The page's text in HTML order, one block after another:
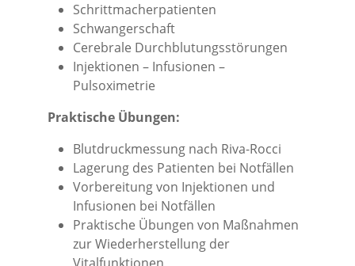
Schrittmacherpatienten
Schwangerschaft
Cerebrale Durchblutungsstörungen
Injektionen – Infusionen –
Pulsoximetrie
Praktische Übungen:
Blutdruckmessung nach Riva-Rocci
Lagerung des Patienten bei Notfällen
Vorbereitung von Injektionen und
Infusionen bei Notfällen
Praktische Übungen von Maßnahmen
zur Wiederherstellung der